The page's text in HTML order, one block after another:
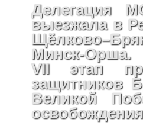
Делегация
выезжала в
Минск-Орша.
VII этап
защитников
Великой